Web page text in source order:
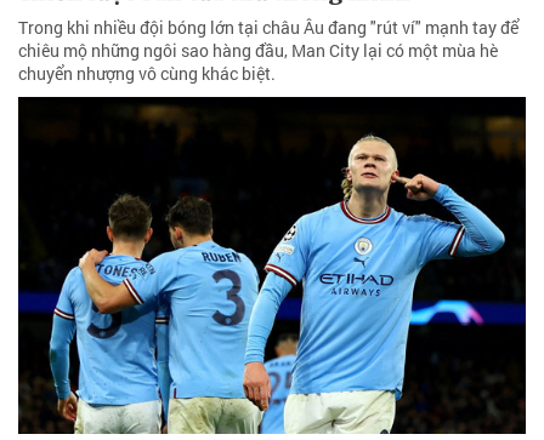
Trong khi nhiều đội bóng lớn tại châu Âu đang "rút ví" mạnh tay để
chiêu mộ những ngôi sao hàng đầu, Man City lại có một mùa hè
chuyển nhượng vô cùng khác biệt.